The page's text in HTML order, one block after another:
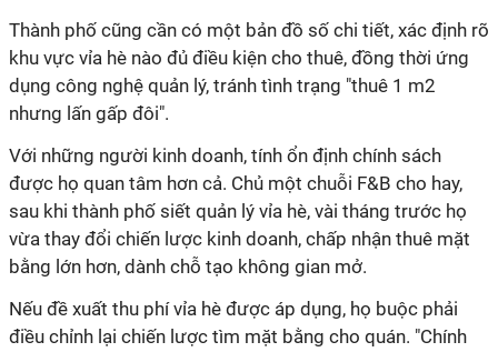
Thành phố cũng cần có một bản đồ số chi tiết, xác định rõ
khu vực vỉa hè nào đủ điều kiện cho thuê, đồng thời ứng
dụng công nghệ quản lý, tránh tình trạng "thuê 1 m2
nhưng lấn gấp đôi".
Với những người kinh doanh, tính ổn định chính sách
được họ quan tâm hơn cả. Chủ một chuỗi F&B cho hay,
sau khi thành phố siết quản lý vỉa hè, vài tháng trước họ
vừa thay đổi chiến lược kinh doanh, chấp nhận thuê mặt
bằng lớn hơn, dành chỗ tạo không gian mở.
Nếu đề xuất thu phí vỉa hè được áp dụng, họ buộc phải
điều chỉnh lại chiến lược tìm mặt bằng cho quán. "Chính